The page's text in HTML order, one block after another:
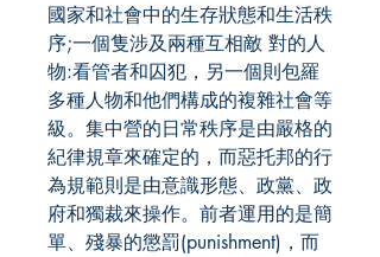
國家和社會中的生存狀態和生活秩
序;一個隻涉及兩種互相敵 對的人
物:看管者和囚犯，另一個則包羅
多種人物和他們構成的複雜社會等
級。集中營的日常秩序是由嚴格的
紀律規章來確定的，而惡托邦的行
為規範則是由意識形態、政黨、政
府和獨裁來操作。前者運用的是簡
單、殘暴的懲罰(punishment)，而